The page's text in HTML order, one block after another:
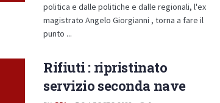
politica e dalle politiche e dalle regionali, l'ex
magistrato Angelo Giorgianni , torna a fare il
punto ...
Rifiuti : ripristinato
servizio seconda nave